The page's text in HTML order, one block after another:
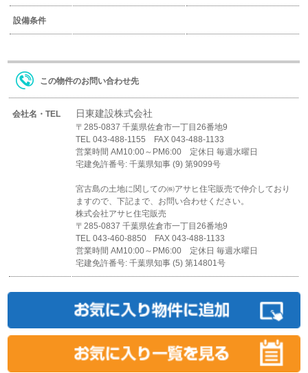
設備条件
この物件のお問い合わせ先
会社名・TEL 日東建設株式会社
〒285-0837 千葉県佐倉市一丁目26番地9
TEL 043-488-1155 FAX 043-488-1133
営業時間 AM10:00～PM6:00 定休日 毎週水曜日
宅建免許番号: 千葉県知事 (9) 第9099号
宮古島の土地に関しての㈱アサヒ住宅販売で仲介しており
ますので、下記まで、お問い合わせください。
株式会社アサヒ住宅販売
〒285-0837 千葉県佐倉市一丁目26番地9
TEL 043-460-8850 FAX 043-488-1133
営業時間 AM10:00～PM6:00 定休日 毎週水曜日
宅建免許番号: 千葉県知事 (5) 第14801号